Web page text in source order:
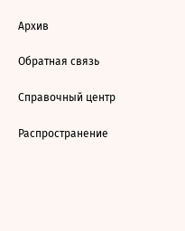
Архив
Обратная связь
Справочный центр
Распространение